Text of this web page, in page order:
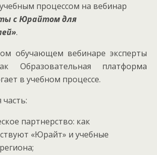
процессом на вебинар
с Юрайтом для
.
обучающем вебинаре эксперты
Образовательная платформа
в учебном процессе.
партнерство: как
«Юрайт» и учебные